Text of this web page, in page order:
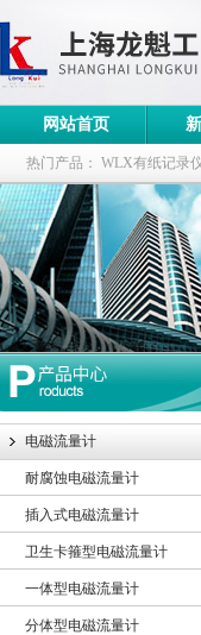
上海龙魁工业技术有限责任公司
网站首页
热门产品： WLX有纸记录
WDK流量定量控制柜
电磁流量计
耐腐蚀电磁流量计
插入式电磁流量计
卫生卡箍型电磁流量计
一体型电磁流量计
分体型电磁流量计